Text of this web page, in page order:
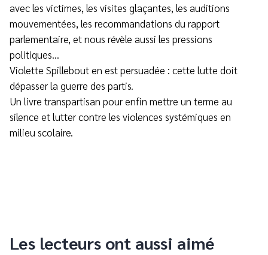
avec les victimes, les visites glaçantes, les auditions
mouvementées, les recommandations du rapport
parlementaire, et nous révèle aussi les pressions
politiques…
Violette Spillebout en est persuadée : cette lutte doit
dépasser la guerre des partis.
Un livre transpartisan pour enfin mettre un terme au
silence et lutter contre les violences systémiques en
milieu scolaire.
Les lecteurs ont aussi aimé